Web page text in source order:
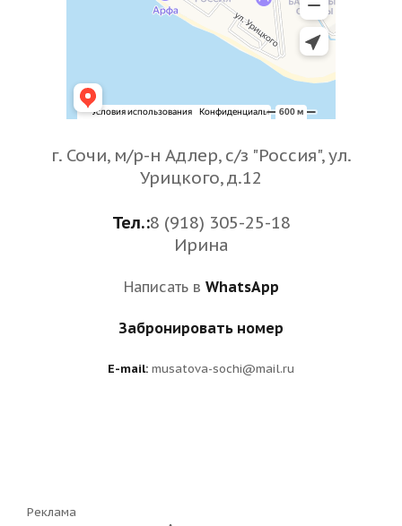
г. Сочи, м/р-н Адлер, с/з "Россия", ул.
Урицкого, д.12
Тел.:8 (918) 305-25-18
Ирина
Написать в WhatsApp
Забронировать номер
E-mail: musatova-sochi@mail.ru
Реклама